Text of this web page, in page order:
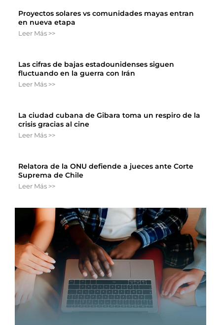
Proyectos solares vs comunidades mayas entran
en nueva etapa
Leer Más >>
Las cifras de bajas estadounidenses siguen
fluctuando en la guerra con Irán
Leer Más >>
La ciudad cubana de Gibara toma un respiro de la
crisis gracias al cine
Leer Más >>
Relatora de la ONU defiende a jueces ante Corte
Suprema de Chile
Leer Más >>